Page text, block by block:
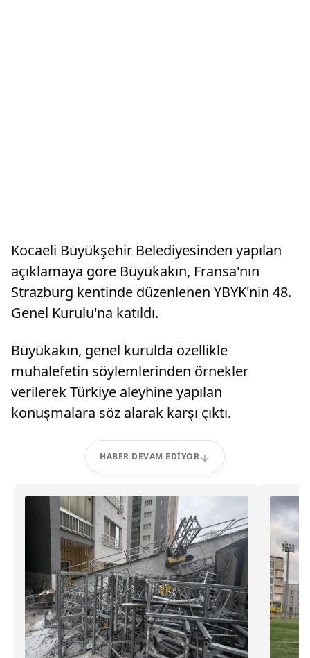
Kocaeli Büyükşehir Belediyesinden yapılan
açıklamaya göre Büyükakın, Fransa'nın
Strazburg kentinde düzenlenen YBYK'nin 48.
Genel Kurulu'na katıldı.
Büyükakın, genel kurulda özellikle
muhalefetin söylemlerinden örnekler
verilerek Türkiye aleyhine yapılan
konuşmalara söz alarak karşı çıktı.
HABER DEVAM EDIYOR